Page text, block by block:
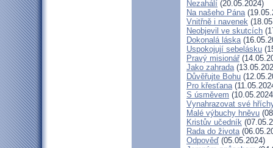
Nezahálí (20.05.2024)
Na našeho Pána
Vnitřně i navenek
Neobjevil ve skutcích
Dokonalá láska
Uspokojují sebelásku
Pravý misionář
Jako zahrada
Důvěřujte Bohu
Pro křesťana
S úsměvem
Vynahrazovat své
Malé výbuchy hněvu
Kristův učedník
Rada do života
Odpověď (05.05.2024)